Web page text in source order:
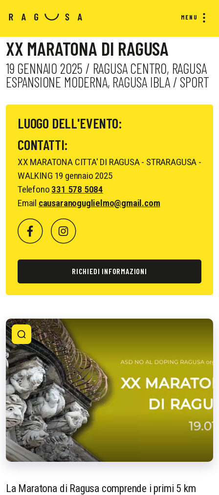
MENU
XX MARATONA DI RAGUSA
19 GENNAIO 2025 / RAGUSA CENTRO, RAGUSA
ESPANSIONE MODERNA, RAGUSA IBLA / SPORT
LUOGO DELL'EVENTO:
CONTATTI:
XX MARATONA CITTA' DI RAGUSA - STRARAGUSA -
WALKING 19 gennaio 2025
Telefono 331 578 5084
Email causaranoguglielmo@gmail.com
RICHIEDI INFORMAZIONI
La Maratona di Ragusa comprende i primi 5 km